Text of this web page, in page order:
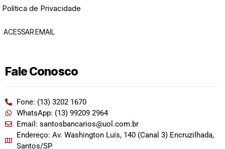
Política de Privacidade
ACESSAR EMAIL
Fale Conosco
Fone: (13) 3202 1670
WhatsApp: (13) 99209 2964
Email: santosbancarios@uol.com.br
Endereço: Av. Washington Luís, 140 (Canal 3) Encruzilhada,
Santos/SP